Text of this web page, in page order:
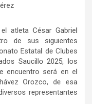
atleta César Gabriel
de sus siguientes
Estatal de Clubes
Saucillo 2025, los
encuentro será en el
Orozco, de esa
representantes